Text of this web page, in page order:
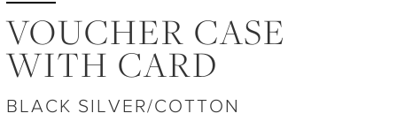
VOUCHER CASE
WITH CARD
BLACK SILVER/COTTON